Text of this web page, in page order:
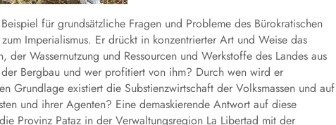
für grundsätzliche Fragen und Probleme des Bürokratischen
Imperialismus. Er drückt in konzentrierter Art und Weise das
Wassernutzung und Ressourcen und Werkstoffe des Landes aus
Bergbau und wer profitiert von ihm? Durch wen wird er
Grundlage existiert die Substienzwirtschaft der Volksmassen und auf
und ihrer Agenten? Eine demaskierende Antwort auf diese
Provinz Pataz in der Verwaltungsregion La Libertad mit der